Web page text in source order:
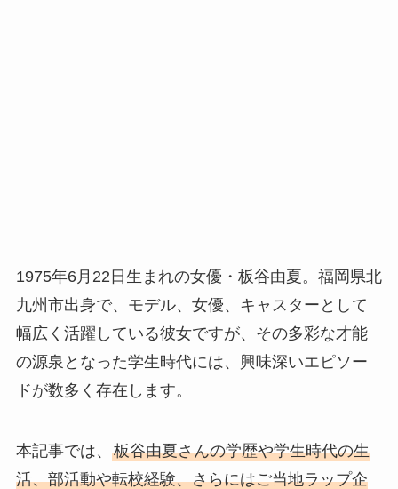
1975年6月22日生まれの女優・板谷由夏。福岡県北
九州市出身で、モデル、女優、キャスターとして
幅広く活躍している彼女ですが、その多彩な才能
の源泉となった学生時代には、興味深いエピソー
ドが数多く存在します。
本記事では、 板谷由夏さんの学歴や学生時代の生
活、部活動や転校経験、さらにはご当地ラップ企